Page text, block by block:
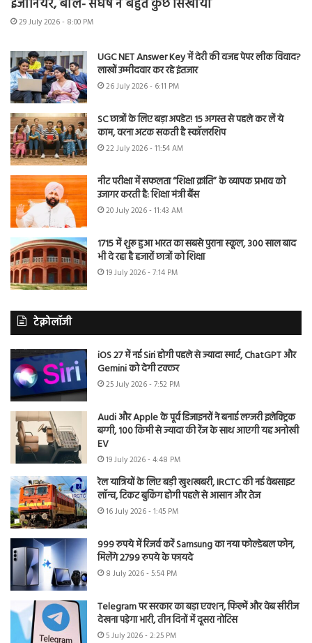
इंजीनियर, बोले- संघर्ष ने बहुत कुछ सिखाया
29 July 2026 - 8:00 PM
UGC NET Answer Key में देरी की वजह पेपर लीक विवाद?
लाखों उम्मीदवार कर रहे इंतजार
26 July 2026 - 6:11 PM
SC छात्रों के लिए बड़ा अपडेट! 15 अगस्त से पहले कर लें ये
काम, वरना अटक सकती है स्कॉलरशिप
22 July 2026 - 11:54 AM
नीट परीक्षा में सफलता “शिक्षा क्रांति” के व्यापक प्रभाव को
उजागर करती है: शिक्षा मंत्री बैंस
20 July 2026 - 11:43 AM
1715 में शुरू हुआ भारत का सबसे पुराना स्कूल, 300 साल बाद
भी दे रहा है हजारों छात्रों को शिक्षा
19 July 2026 - 7:14 PM
टेक्नोलॉजी
iOS 27 में नई Siri होगी पहले से ज्यादा स्मार्ट, ChatGPT और
Gemini को देगी टक्कर
25 July 2026 - 7:52 PM
Audi और Apple के पूर्व डिजाइनरों ने बनाई लग्जरी इलेक्ट्रिक
बग्गी, 100 किमी से ज्यादा की रेंज के साथ आएगी यह अनोखी
EV
19 July 2026 - 4:48 PM
रेल यात्रियों के लिए बड़ी खुशखबरी, IRCTC की नई वेबसाइट
लॉन्च, टिकट बुकिंग होगी पहले से आसान और तेज
16 July 2026 - 1:45 PM
999 रुपये में रिजर्व करें Samsung का नया फोल्डेबल फोन,
मिलेंगे 2799 रुपये के फायदे
8 July 2026 - 5:54 PM
Telegram पर सरकार का बड़ा एक्शन, फिल्में और वेब सीरीज
देखना पड़ेगा भारी, तीन दिनों में दूसरा नोटिस
5 July 2026 - 2:25 PM